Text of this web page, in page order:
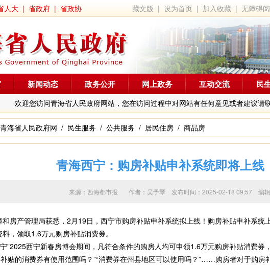
人大 | 省政府 | 省政协 藏文版 |设为首页 | 加入收藏 |无障碍
欢迎您访问青海省人民政府网站，您在访问过程中对网站有任何意见或者建议请
新闻动态 政务公开 网上政务 互动交流 民
青海省人民政府网 / 民生服务 / 公共服务 / 居民住房 / 商品房
青海西宁：购房补贴申补系统即将上线
来源：西海都市报 作者： 吴予琴 发布时间：2025-02-18 09:57
产管理局获悉，2月19日，西宁市购房补贴申补系统拟上线！购房补贴申补系统
，领取1.6万元购房补贴消费券。
西宁新春房博会期间，凡符合条件的购房人均可申领1.6万元购房补贴消费券
贴的消费券有使用范围吗？”“消费券在州县地区可以使用吗？”……购房者对于购房